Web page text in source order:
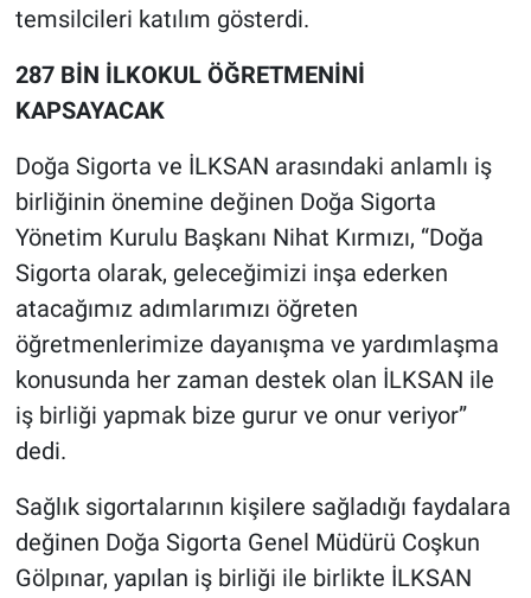
temsilcileri katılım gösterdi.
287 BİN İLKOKUL ÖĞRETMENİNİ
KAPSAYACAK
Doğa Sigorta ve İLKSAN arasındaki anlamlı iş
birliğinin önemine değinen Doğa Sigorta
Yönetim Kurulu Başkanı Nihat Kırmızı, “Doğa
Sigorta olarak, geleceğimizi inşa ederken
atacağımız adımlarımızı öğreten
öğretmenlerimize dayanışma ve yardımlaşma
konusunda her zaman destek olan İLKSAN ile
iş birliği yapmak bize gurur ve onur veriyor”
dedi.
Sağlık sigortalarının kişilere sağladığı faydalara
değinen Doğa Sigorta Genel Müdürü Coşkun
Gölpınar, yapılan iş birliği ile birlikte İLKSAN